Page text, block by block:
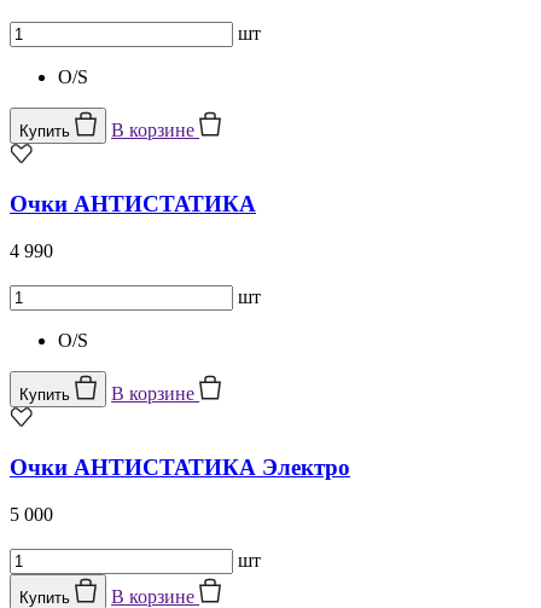
шт
O/S
Купить В корзине
Очки АНТИСТАТИКА
4 990
шт
O/S
Купить В корзине
Очки АНТИСТАТИКА Электро
5 000
шт
Купить В корзине